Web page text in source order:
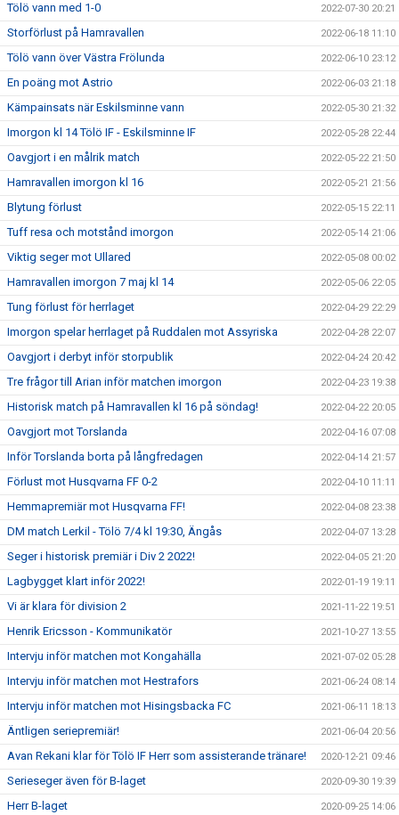
Tölö vann med 1-0 2022-07-30 20:21
Storförlust på Hamravallen 2022-06-18 11:10
Tölö vann över Västra Frölunda 2022-06-10 23:12
En poäng mot Astrio 2022-06-03 21:18
Kämpainsats när Eskilsminne vann 2022-05-30 21:32
Imorgon kl 14 Tölö IF - Eskilsminne IF 2022-05-28 22:44
Oavgjort i en målrik match 2022-05-22 21:50
Hamravallen imorgon kl 16 2022-05-21 21:56
Blytung förlust 2022-05-15 22:11
Tuff resa och motstånd imorgon 2022-05-14 21:06
Viktig seger mot Ullared 2022-05-08 00:02
Hamravallen imorgon 7 maj kl 14 2022-05-06 22:05
Tung förlust för herrlaget 2022-04-29 22:29
Imorgon spelar herrlaget på Ruddalen mot Assyriska 2022-04-28 22:07
Oavgjort i derbyt inför storpublik 2022-04-24 20:42
Tre frågor till Arian inför matchen imorgon 2022-04-23 19:38
Historisk match på Hamravallen kl 16 på söndag! 2022-04-22 20:05
Oavgjort mot Torslanda 2022-04-16 07:08
Inför Torslanda borta på långfredagen 2022-04-14 21:57
Förlust mot Husqvarna FF 0-2 2022-04-10 11:11
Hemmapremiär mot Husqvarna FF! 2022-04-08 23:38
DM match Lerkil - Tölö 7/4 kl 19:30, Ängås 2022-04-07 13:28
Seger i historisk premiär i Div 2 2022! 2022-04-05 21:20
Lagbygget klart inför 2022! 2022-01-19 19:11
Vi är klara för division 2 2021-11-22 19:51
Henrik Ericsson - Kommunikatör 2021-10-27 13:55
Intervju inför matchen mot Kongahälla 2021-07-02 05:28
Intervju inför matchen mot Hestrafors 2021-06-24 08:14
Intervju inför matchen mot Hisingsbacka FC 2021-06-11 18:13
Äntligen seriepremiär! 2021-06-04 20:56
Avan Rekani klar för Tölö IF Herr som assisterande tränare! 2020-12-21 09:46
Serieseger även för B-laget 2020-09-30 19:39
Herr B-laget 2020-09-25 14:06